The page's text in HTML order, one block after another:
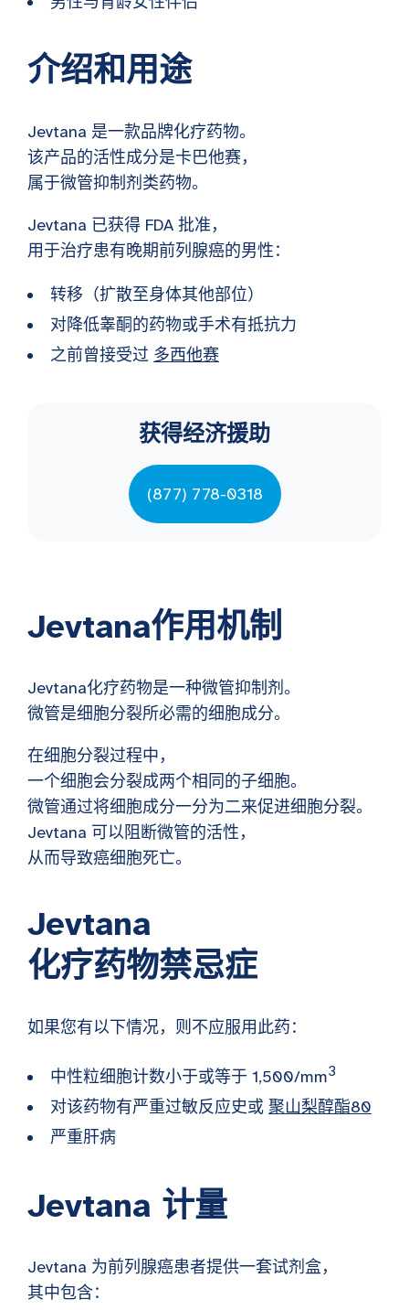
介绍和用途
Jevtana 是一款品牌化疗药物。
该产品的活性成分是卡巴他赛，
属于微管抑制剂类药物。
Jevtana 已获得 FDA 批准，
用于治疗患有晚期前列腺癌的男性：
转移（扩散至身体其他部位）
对降低睾酮的药物或手术有抵抗力
之前曾接受过 多西他赛
获得经济援助
(877) 778-0318
Jevtana作用机制
Jevtana化疗药物是一种微管抑制剂。
微管是细胞分裂所必需的细胞成分。
在细胞分裂过程中，
一个细胞会分裂成两个相同的子细胞。
微管通过将细胞成分一分为二来促进细胞分裂。
Jevtana 可以阻断微管的活性，
从而导致癌细胞死亡。
Jevtana
化疗药物禁忌症
如果您有以下情况，则不应服用此药：
中性粒细胞计数小于或等于 1,500/mm3
对该药物有严重过敏反应史或 聚山梨醇酯80
严重肝病
Jevtana 计量
Jevtana 为前列腺癌患者提供一套试剂盒，
其中包含：